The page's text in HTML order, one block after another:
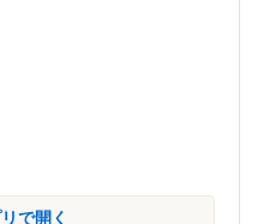
で開く